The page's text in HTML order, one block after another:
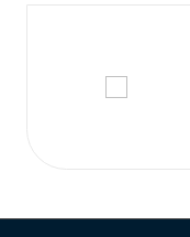
+7 (495) 255-